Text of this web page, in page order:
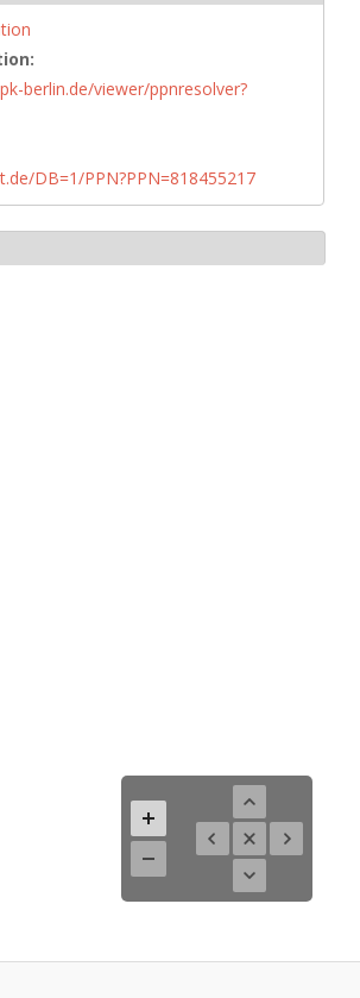
berlin.de/viewer/ppnresolver?
DB=1/PPN?PPN=818455217